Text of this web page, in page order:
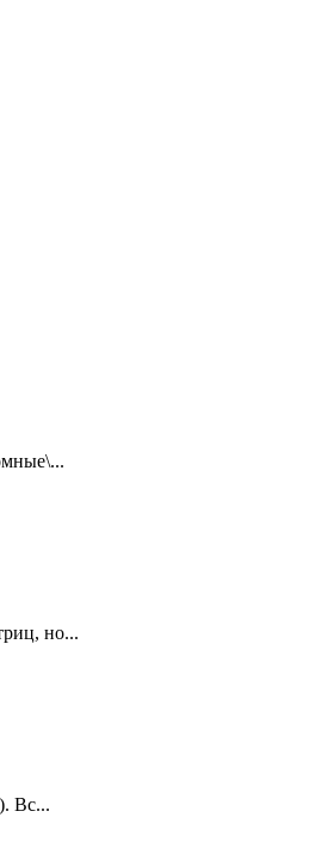
но...
Вс...